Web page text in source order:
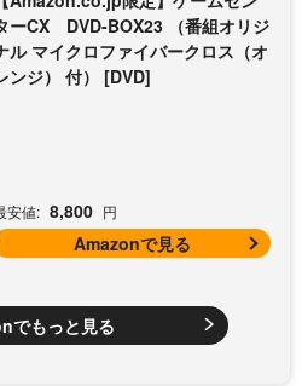
ーCX DVD-BOX23 （番組オリジ
ル マイクロファイバークロス（オ
ンジ） 付） [DVD]
安値: 8,800 円
Amazonで見る
でもっと見る